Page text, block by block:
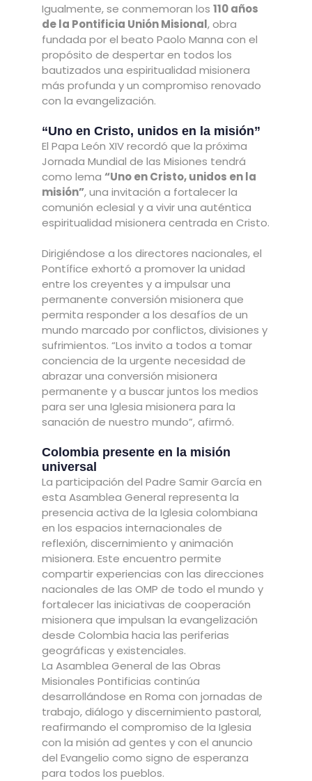
Igualmente, se conmemoran los 110 años
de la Pontificia Unión Misional, obra
fundada por el beato Paolo Manna con el
propósito de despertar en todos los
bautizados una espiritualidad misionera
más profunda y un compromiso renovado
con la evangelización.
“Uno en Cristo, unidos en la misión”
El Papa León XIV recordó que la próxima
Jornada Mundial de las Misiones tendrá
como lema “Uno en Cristo, unidos en la
misión”, una invitación a fortalecer la
comunión eclesial y a vivir una auténtica
espiritualidad misionera centrada en Cristo.
Dirigiéndose a los directores nacionales, el
Pontífice exhortó a promover la unidad
entre los creyentes y a impulsar una
permanente conversión misionera que
permita responder a los desafíos de un
mundo marcado por conflictos, divisiones y
sufrimientos. “Los invito a todos a tomar
conciencia de la urgente necesidad de
abrazar una conversión misionera
permanente y a buscar juntos los medios
para ser una Iglesia misionera para la
sanación de nuestro mundo”, afirmó.
Colombia presente en la misión
universal
La participación del Padre Samir García en
esta Asamblea General representa la
presencia activa de la Iglesia colombiana
en los espacios internacionales de
reflexión, discernimiento y animación
misionera. Este encuentro permite
compartir experiencias con las direcciones
nacionales de las OMP de todo el mundo y
fortalecer las iniciativas de cooperación
misionera que impulsan la evangelización
desde Colombia hacia las periferias
geográficas y existenciales.
La Asamblea General de las Obras
Misionales Pontificias continúa
desarrollándose en Roma con jornadas de
trabajo, diálogo y discernimiento pastoral,
reafirmando el compromiso de la Iglesia
con la misión ad gentes y con el anuncio
del Evangelio como signo de esperanza
para todos los pueblos.